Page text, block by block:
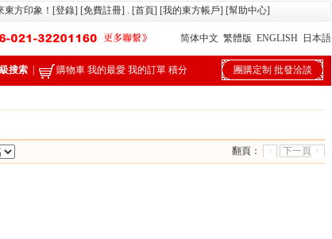
東方印象！[登錄] [免費註冊] . [首頁] [我的東方帳戶] [幫助中心]
简体中文 繁體版 ENGLISH 日本語
搜索 購物車 我的最愛 我的訂單 積分 團購定制 批發洽談
翻頁： 下一頁